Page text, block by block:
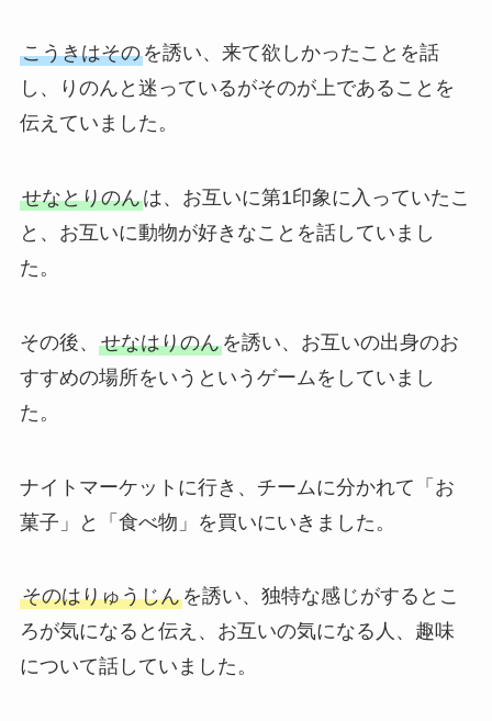
こうきはそのを誘い、来て欲しかったことを話
し、りのんと迷っているがそのが上であることを
伝えていました。
せなとりのんは、お互いに第1印象に入っていたこ
と、お互いに動物が好きなことを話していまし
た。
その後、 せなはりのんを誘い、お互いの出身のお
すすめの場所をいうというゲームをしていまし
た。
ナイトマーケットに行き、チームに分かれて「お
菓子」と「食べ物」を買いにいきました。
そのはりゅうじんを誘い、独特な感じがするとこ
ろが気になると伝え、お互いの気になる人、趣味
について話していました。